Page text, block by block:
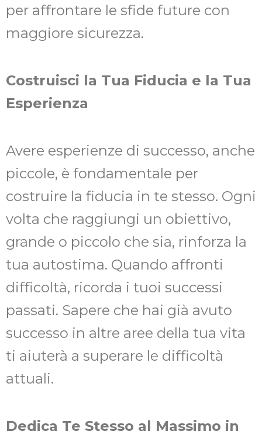
per affrontare le sfide future con
maggiore sicurezza.
Costruisci la Tua Fiducia e la Tua
Esperienza
Avere esperienze di successo, anche
piccole, è fondamentale per
costruire la fiducia in te stesso. Ogni
volta che raggiungi un obiettivo,
grande o piccolo che sia, rinforza la
tua autostima. Quando affronti
difficoltà, ricorda i tuoi successi
passati. Sapere che hai già avuto
successo in altre aree della tua vita
ti aiuterà a superare le difficoltà
attuali.
Dedica Te Stesso al Massimo in